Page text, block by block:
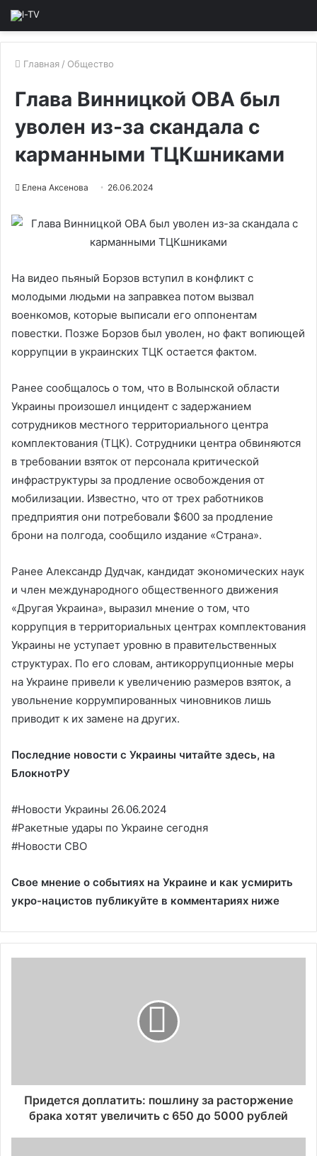
Главная / Общество
Глава Винницкой ОВА был
уволен из-за скандала с
карманными ТЦКшниками
Елена Аксенова 26.06.2024
На видео пьяный Борзов вступил в конфликт с
молодыми людьми на заправкеа потом вызвал
военкомов, которые выписали его оппонентам
повестки. Позже Борзов был уволен, но факт вопиющей
коррупции в украинских ТЦК остается фактом.
Ранее сообщалось о том, что в Волынской области
Украины произошел инцидент с задержанием
сотрудников местного территориального центра
комплектования (ТЦК). Сотрудники центра обвиняются
в требовании взяток от персонала критической
инфраструктуры за продление освобождения от
мобилизации. Известно, что от трех работников
предприятия они потребовали $600 за продление
брони на полгода, сообщило издание «Страна».
Ранее Александр Дудчак, кандидат экономических наук
и член международного общественного движения
«Другая Украина», выразил мнение о том, что
коррупция в территориальных центрах комплектования
Украины не уступает уровню в правительственных
структурах. По его словам, антикоррупционные меры
на Украине привели к увеличению размеров взяток, а
увольнение коррумпированных чиновников лишь
приводит к их замене на других.
Последние новости с Украины читайте здесь, на
БлокнотРУ
#Новости Украины 26.06.2024
#Ракетные удары по Украине сегодня
#Новости СВО
Свое мнение о событиях на Украине и как усмирить
укро-нацистов публикуйте в комментариях ниже
Придется доплатить: пошлину за расторжение
брака хотят увеличить с 650 до 5000 рублей